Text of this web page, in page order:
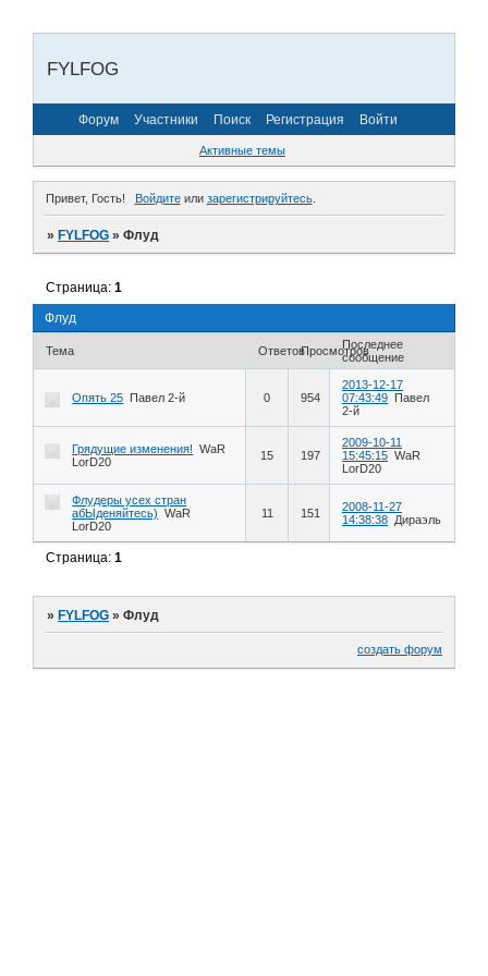
FYLFOG
Форум Участники Поиск Регистрация Войти
Активные темы
Привет, Гость! Войдитеили зарегистрируйтесь.
»FYLFOG »Флуд
Флуд
Страница:1
Тема ОтветовПросмотровПоследнее
сообщение
Опять 25 Павел 2-й 0 954
2013-12-17
07:43:49
Павел
2-й
Грядущие изменения!
WaR
LorD20
15 197
2009-10-11
15:45:15 WaR
LorD20
Флудеры усех стран
абЫденяйтесь)
WaR
LorD20
11 151
2008-11-27
14:38:38 Дираэль
Страница:1
»FYLFOG »Флуд
создать форум